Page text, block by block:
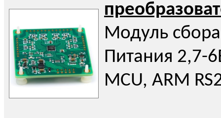
Модуль
Питания 2,7-
MCU, ARM